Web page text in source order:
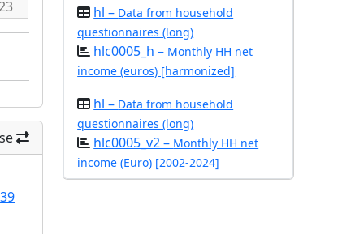
hl – Data from household
questionnaires (long)
hlc0005_h – Monthly HH net
income (euros) [harmonized]
hl – Data from household
questionnaires (long)
hlc0005_v2 – Monthly HH net
income (Euro) [2002-2024]